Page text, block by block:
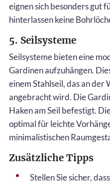
eignen sich besonders gut
hinterlassen keine
5. Seilsysteme
Seilsysteme bieten eine
Gardinen aufzuhängen.
einem Stahlseil, das an der
angebracht wird. Die
Haken am Seil befestigt.
optimal für leichte
minimalistischen
Zusätzliche Tipps
Stellen Sie sicher,